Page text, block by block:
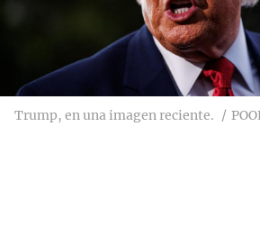
Trump, en una imagen reciente.